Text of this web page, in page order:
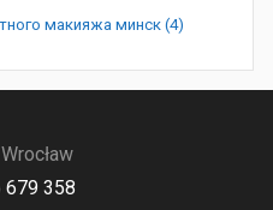
макияжа минск (4)
679 358